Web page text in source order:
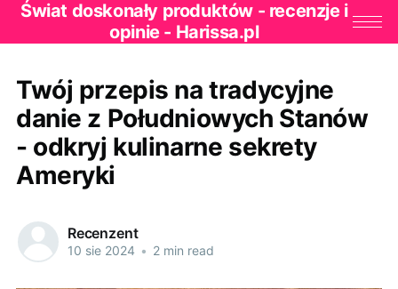
Świat doskonały produktów - recenzje i
opinie - Harissa.pl
Twój przepis na tradycyjne
danie z Południowych Stanów
- odkryj kulinarne sekrety
Ameryki
Recenzent
10 sie 2024 • 2 min read